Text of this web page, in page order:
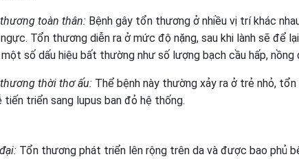
toàn thân: Bệnh gây tổn thương ở nhiều vị trí khác
Tổn thương diễn ra ở mức độ nặng, sau khi lành sẽ để
số dấu hiệu bất thường như số lượng bạch cầu hấp, nồng
thời thơ ấu: Thể bệnh này thường xảy ra ở trẻ nhỏ,
triển sang lupus ban đỏ hệ thống.
Tổn thương phát triển lên rộng trên da và được bao phủ